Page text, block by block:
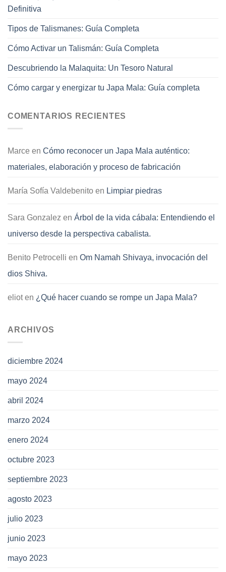
Definitiva
Tipos de Talismanes: Guía Completa
Cómo Activar un Talismán: Guía Completa
Descubriendo la Malaquita: Un Tesoro Natural
Cómo cargar y energizar tu Japa Mala: Guía completa
COMENTARIOS RECIENTES
Marce en Cómo reconocer un Japa Mala auténtico:
materiales, elaboración y proceso de fabricación
María Sofía Valdebenito en Limpiar piedras
Sara Gonzalez en Árbol de la vida cábala: Entendiendo el
universo desde la perspectiva cabalista.
Benito Petrocelli en Om Namah Shivaya, invocación del
dios Shiva.
elioten ¿Qué hacer cuando se rompe un Japa Mala?
ARCHIVOS
diciembre 2024
mayo 2024
abril 2024
marzo 2024
enero 2024
octubre 2023
septiembre 2023
agosto 2023
julio 2023
junio 2023
mayo 2023